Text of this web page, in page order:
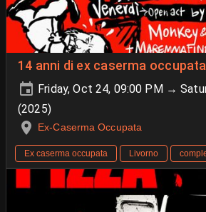
14 anni di ex caserma occupata
Friday, Oct 24, 09:00 PM →
(2025)
Ex-Caserma Occupata
Ex caserma occupata Livorno